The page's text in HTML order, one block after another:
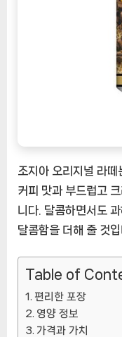
요
[CoffeeTimeNOW
ㅣ
추
천
상
품]
조지아 오리지널 라
커피 맛과 부드럽고
니다. 달콤하면서도
달콤함을 더해 줄 것입
Table of
편리한 포장
영양 정보
가격과 가치